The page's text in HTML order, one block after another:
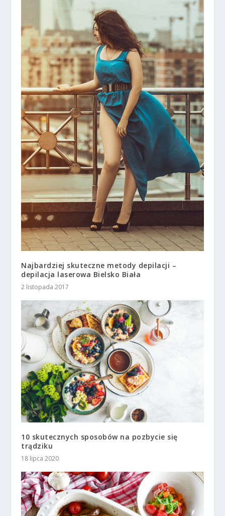
Najbardziej skuteczne metody depilacji –
depilacja laserowa Bielsko Biała
2 listopada 2017
10 skutecznych sposobów na pozbycie się
trądziku
18 lipca 2020